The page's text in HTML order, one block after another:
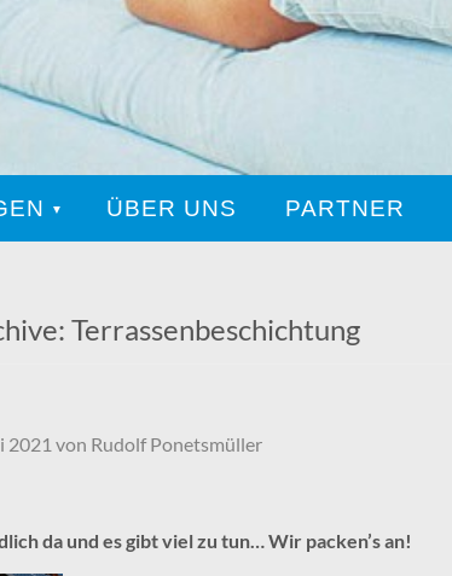
ÜBER UNS PARTNER
Terrassenbeschichtung
2021 von Rudolf Ponetsmüller
da und es gibt viel zu tun… Wir packen’s an!